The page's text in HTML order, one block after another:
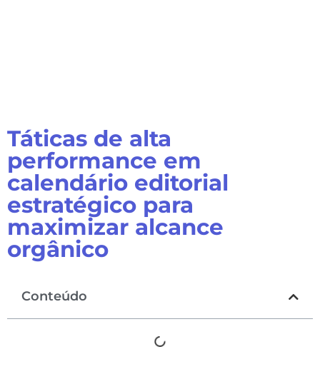
Táticas de alta
performance em
calendário editorial
estratégico para
maximizar alcance
orgânico
Conteúdo